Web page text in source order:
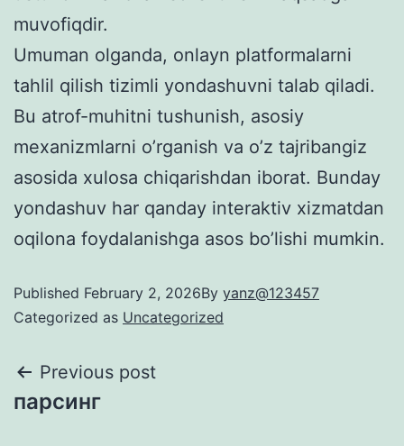
muvofiqdir.
Umuman olganda, onlayn platformalarni
tahlil qilish tizimli yondashuvni talab qiladi.
Bu atrof-muhitni tushunish, asosiy
mexanizmlarni o’rganish va o’z tajribangiz
asosida xulosa chiqarishdan iborat. Bunday
yondashuv har qanday interaktiv xizmatdan
oqilona foydalanishga asos bo’lishi mumkin.
Published February 2, 2026By yanz@123457
Categorized as Uncategorized
Previous post
парсинг